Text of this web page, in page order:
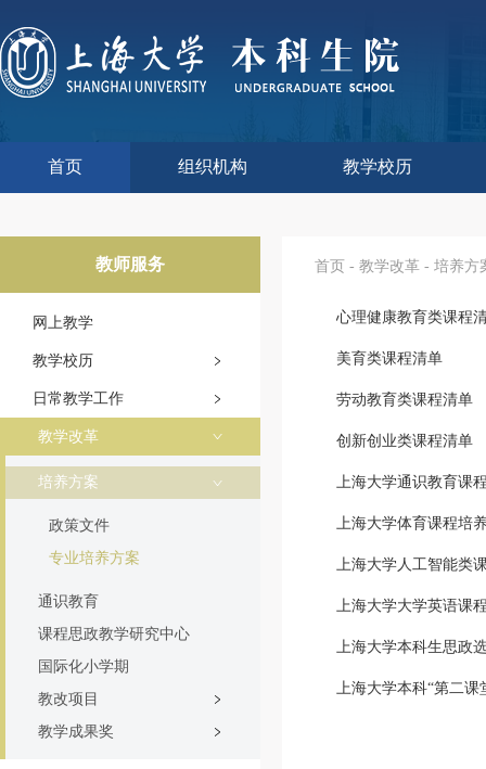
首页 组织机构 教学校历
教师服务
网上教学
教学校历
日常教学工作
教学改革
培养方案
政策文件
专业培养方案
通识教育
课程思政教学研究中心
国际化小学期
教改项目
教学成果奖
首页 - 教学改革 - 培养方
心理健康教育类课程
美育类课程清单
劳动教育类课程清单
创新创业类课程清单
上海大学通识教育课
上海大学体育课程培
上海大学人工智能类
上海大学大学英语课
上海大学本科生思政
上海大学本科“第二课